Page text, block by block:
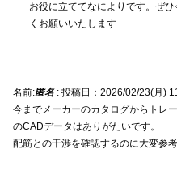
お役に立ててなによりです。ぜ
くお願いいたします
名前:匿名: 投稿日：2026/02/23(月)
今までメーカーのカタログからトレ
のCADデータはありがたいです。
配筋との干渉を確認するのに大変参考